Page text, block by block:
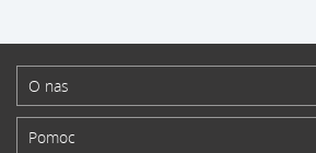
O nas
Pomoc